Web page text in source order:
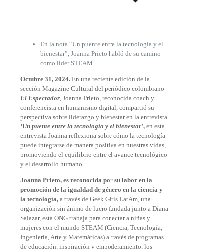
En la nota “Un puente entre la tecnología y el
bienestar”, Joanna Prieto habló de su camino
como líder STEAM.
Octubre 31, 2024. En una reciente edición de la
sección Magazine Cultural del periódico colombiano
El Espectador, Joanna Prieto, reconocida coach y
conferencista en humanismo digital, compartió su
perspectiva sobre liderazgo y bienestar en la entrevista
‘Un puente entre la tecnología y el bienestar’, en esta
entrevista Joanna reflexiona sobre cómo la tecnología
puede integrarse de manera positiva en nuestras vidas,
promoviendo el equilibrio entre el avance tecnológico
y el desarrollo humano.
Joanna Prieto, es reconocida por su labor en la
promoción de la igualdad de género en la ciencia y
la tecnología, a través de Geek Girls LatAm, una
organización sin ánimo de lucro fundada junto a Diana
Salazar, esta ONG trabaja para conectar a niñas y
mujeres con el mundo STEAM (Ciencia, Tecnología,
Ingeniería, Arte y Matemáticas) a través de programas
de educación, inspiración y empoderamiento, los